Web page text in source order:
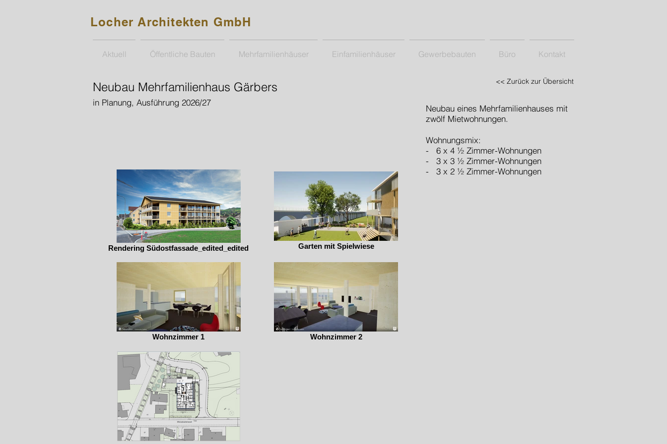
Locher Architekten GmbH
Aktuell Öffentliche Bauten Mehrfamilienhäuser Einfamilienhäuser Gewerbebauten Büro Kontakt
Neubau Mehrfamilienhaus Gärbers
in Planung, Ausführung 2026/27
Rendering Südostfassade_edited_edited Garten mit Spielwiese
Wohnzimmer 1 Wohnzimmer 2
<< Zurück zur Übersicht
Neubau eines Mehrfamilienhauses mit
zwölf Mietwohnungen.
Wohnungsmix:
- 6 x 4 ½ Zimmer-Wohnungen
- 3 x 3 ½ Zimmer-Wohnungen
- 3 x 2 ½ Zimmer-Wohnungen